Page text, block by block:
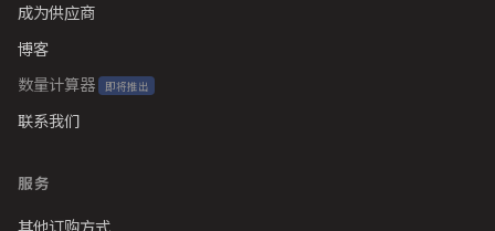
成为供应商
博客
数量计算器
即将推出
联系我们
服务
其他订购方式